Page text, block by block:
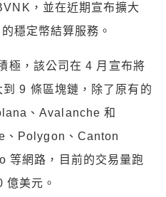
，並在近期宣布擴大
穩定幣結算服務。
極，該公司在 4 月宣布將
9 條區塊鏈，除了原有的
、Avalanche 和
、Polygon、Canton
等網路，目前的交易量跑
美元。